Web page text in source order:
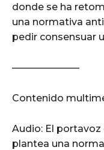
donde se ha
una normativa
pedir consensuar
———————
Contenido
Audio: El
plantea una